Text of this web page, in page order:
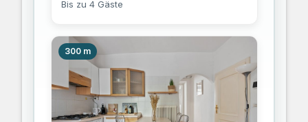
Bis zu 4 Gäste
300 m